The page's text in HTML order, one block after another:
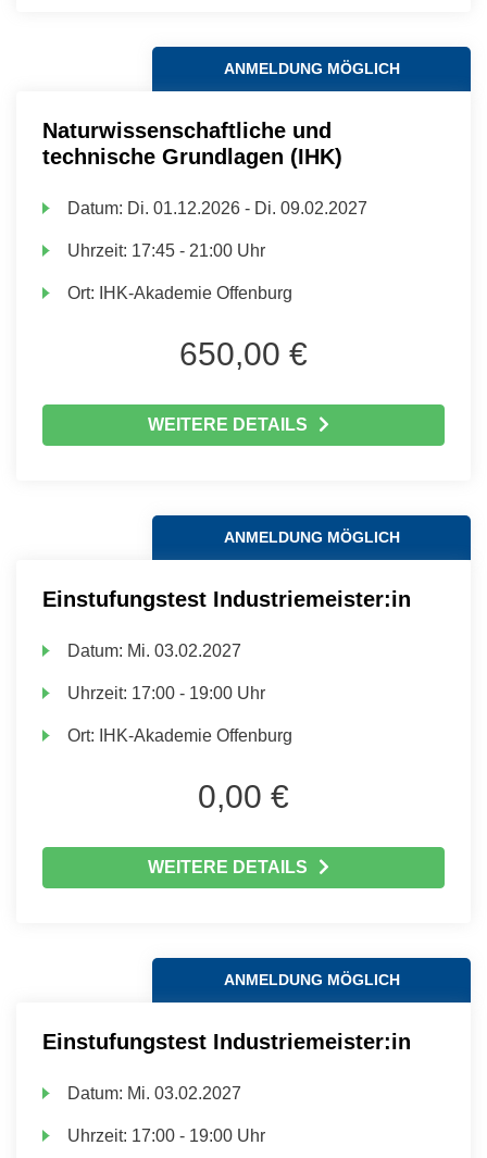
ANMELDUNG MÖGLICH
Naturwissenschaftliche und
technische Grundlagen (IHK)
Datum: Di. 01.12.2026 - Di. 09.02.2027
Uhrzeit: 17:45 - 21:00 Uhr
Ort: IHK-Akademie Offenburg
650,00 €
WEITERE DETAILS
ANMELDUNG MÖGLICH
Einstufungstest Industriemeister:in
Datum: Mi. 03.02.2027
Uhrzeit: 17:00 - 19:00 Uhr
Ort: IHK-Akademie Offenburg
0,00 €
WEITERE DETAILS
ANMELDUNG MÖGLICH
Einstufungstest Industriemeister:in
Datum: Mi. 03.02.2027
Uhrzeit: 17:00 - 19:00 Uhr